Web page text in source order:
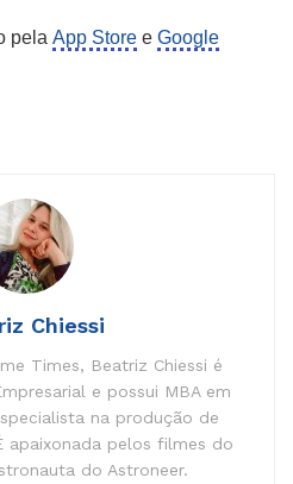
pela App Store e Google
Chiessi
Times, Beatriz Chiessi é
e possui MBA em
na produção de
apaixonada pelos filmes do
do Astroneer.